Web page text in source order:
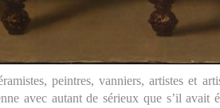
peintres, vanniers, artistes et
avec autant de sérieux que s’il avait